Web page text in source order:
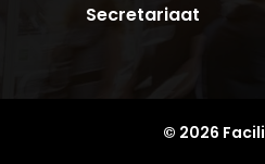
Secretariaat
© 2026